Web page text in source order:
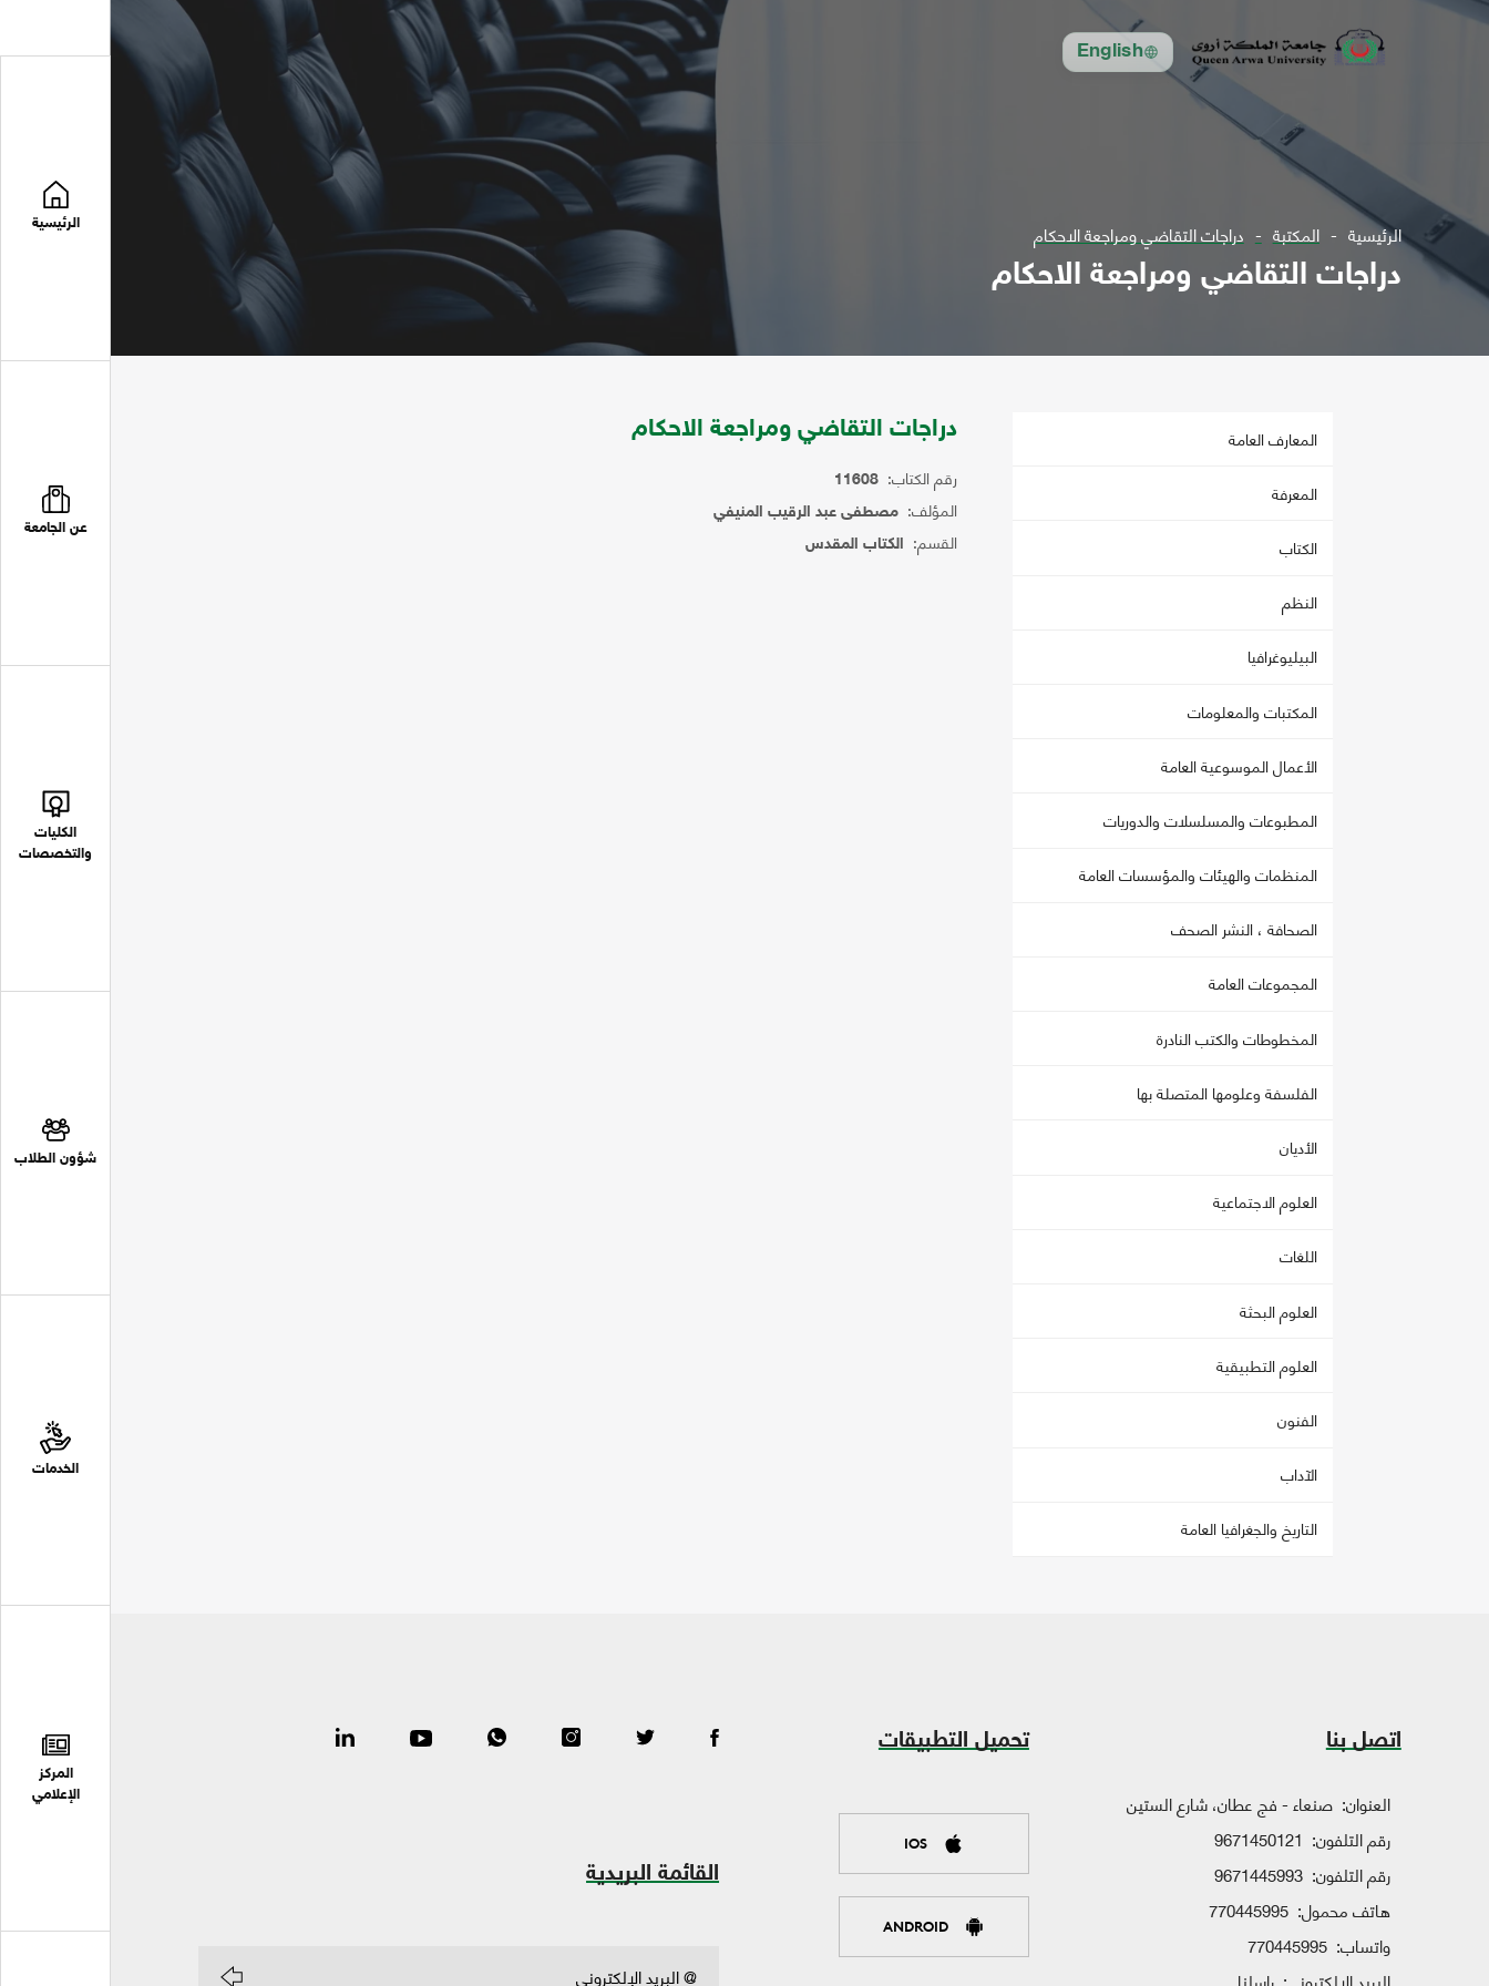
English
الرئيسية
عن الجامعة
الكليات
والتخصصات
شؤون الطلاب
الخدمات
المركز
الإعلامي
الرئيسية المكتبة دراجات التقاضي ومراجعة الاحكام
دراجات التقاضي ومراجعة الاحكام
المعارف العامة
المعرفة
الكتاب
النظم
البيليوغرافيا
المكتبات والمعلومات
الأعمال الموسوعية العامة
المطبوعات والمسلسلات والدوريات
المنظمات والهيئات والمؤسسات العامة
الصحافة ، النشر الصحف
المجموعات العامة
المخطوطات والكتب النادرة
الفلسفة وعلومها المتصلة بها
الأديان
العلوم الاجتماعية
اللغات
العلوم البحثة
العلوم التطبيقية
الفنون
الآداب
التاريخ والجغرافيا العامة
دراجات التقاضي ومراجعة الاحكام
رقم الكتاب: 11608
المؤلف: مصطفى عبد الرقيب المنيفي
القسم: الكتاب المقدس
اتصل بنا
العنوان: صنعاء - فج عطان، شارع الستين
رقم التلفون: 9671450121
رقم التلفون: 9671445993
هاتف محمول: 770445995
واتساب: 770445995
تحميل التطبيقات
IOS
ANDROID
القائمة البريدية